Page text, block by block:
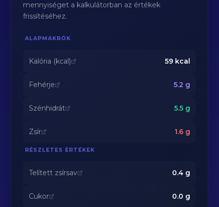
mennyiséget a kalkulátorban az értékek
frissítéséhez.
ALAPMAKRÓK
Kalória (kcal) 59kcal
Fehérje 5.2 g
Szénhidrát 5.5g
Zsír 1.6g
RÉSZLETES ÉRTÉKEK
Telített zsírsav 0.4g
Cukor 0.0 g